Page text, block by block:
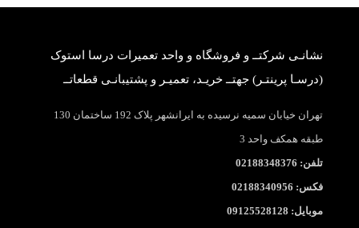
نشانـی شرکتــ و فروشگاه و واحد تعمیرات درسا استوک
(درسـا پرینتـر) جهتــ خریـد، تعمیـر و پشتیبانـی قطعاتــ
تهران خیابان سمیه نرسیده به ایرانشهر پلاک 192 ساختمان 130
طبقه همکف واحد 3
تلفن: 02188348376
فکس: 02188340956
موبایل: 09125528128